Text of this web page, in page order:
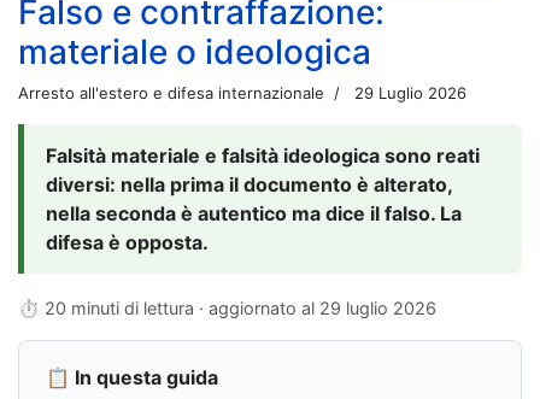
Falso e contraffazione:
materiale o ideologica
Arresto all'estero e difesa internazionale 29 Luglio 2026
Falsità materiale e falsità ideologica sono reati
diversi: nella prima il documento è alterato,
nella seconda è autentico ma dice il falso. La
difesa è opposta.
⏱ 20 minuti di lettura · aggiornato al 29 luglio 2026
📋 In questa guida